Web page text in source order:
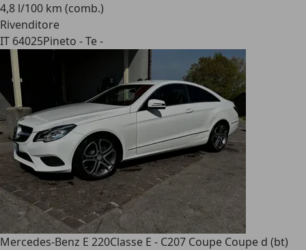
4,8 l/100 km (comb.)
Rivenditore
IT 64025Pineto - Te -
Mercedes-Benz E 220Classe E - C207 Coupe Coupe d (bt)